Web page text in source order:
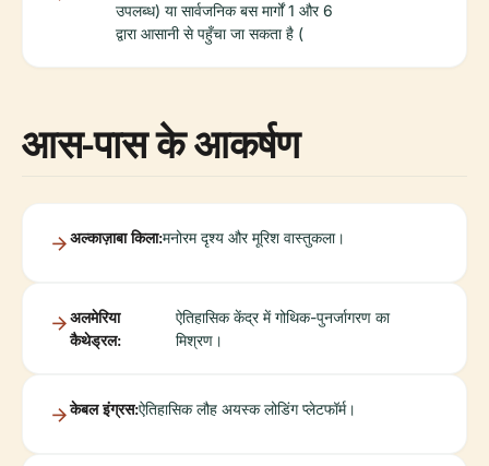
उपलब्ध) या सार्वजनिक बस मार्गों 1 और 6
द्वारा आसानी से पहुँचा जा सकता है (
आस-पास के आकर्षण
अल्काज़ाबा किला:मनोरम दृश्य और मूरिश वास्तुकला।
अलमेरिया
कैथेड्रल:
ऐतिहासिक केंद्र में गोथिक-पुनर्जागरण का
मिश्रण।
केबल इंग्रस:ऐतिहासिक लौह अयस्क लोडिंग प्लेटफॉर्म।